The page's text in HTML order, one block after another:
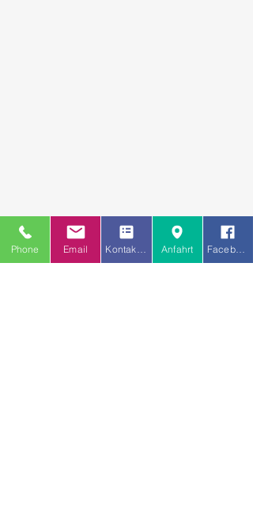
Phone Email Anfahrt Facebook